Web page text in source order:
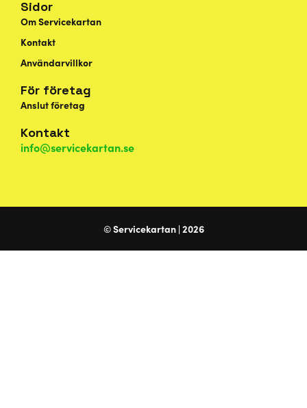
Sidor
Om Servicekartan
Kontakt
Användarvillkor
För företag
Anslut företag
Kontakt
info@servicekartan.se
© Servicekartan | 2026